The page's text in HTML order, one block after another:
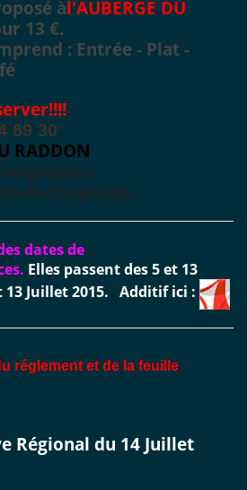
àl'AUBERGE DU
13 €.
: Entrée - Plat -
69 30
RADDON
et-Chapendu
dates de
Elles passent des 5 et 13
Juillet 2015. Additif ici :
réglement et de la feuille
Régional du 14 Juillet